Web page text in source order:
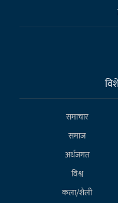
समाचार
समाज
अर्थजगत
विश्व
कला/शैली